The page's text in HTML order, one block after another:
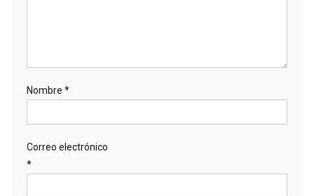
Nombre *
Correo electrónico
*